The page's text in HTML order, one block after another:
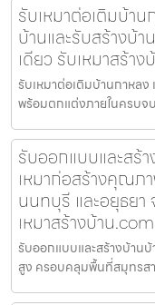
รับเหมาต่อเติมบ้าน
บ้านและรับสร้างบ้
เดียว รับเหมาสร้า
รับเหมาต่อเติมบ้านกาหลง
พร้อมตกแต่งภายในครบจ
รับออกแบบและสร้
เหมาก่อสร้างคุณ
นนทบุรี และอยุธยา
เหมาสร้างบ้าน.com
รับออกแบบและสร้างบ้าน
สูง ครอบคลุมพื้นที่สมุทรส